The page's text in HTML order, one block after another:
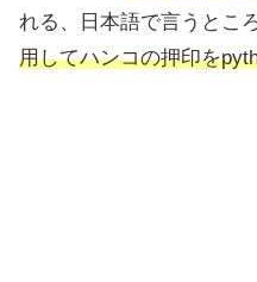
れる、日本語で言うとこ
用してハンコの押印を